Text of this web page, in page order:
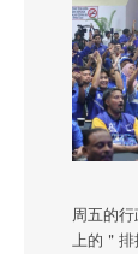
周五的
上的＂